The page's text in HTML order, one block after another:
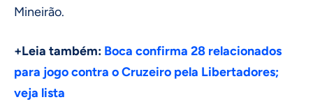
Mineirão.
+Leia também: Boca confirma 28 relacionados
para jogo contra o Cruzeiro pela Libertadores;
veja lista